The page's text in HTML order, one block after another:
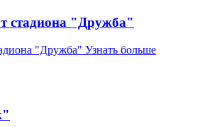
стадиона "Дружба"
"Дружба" Узнать больше